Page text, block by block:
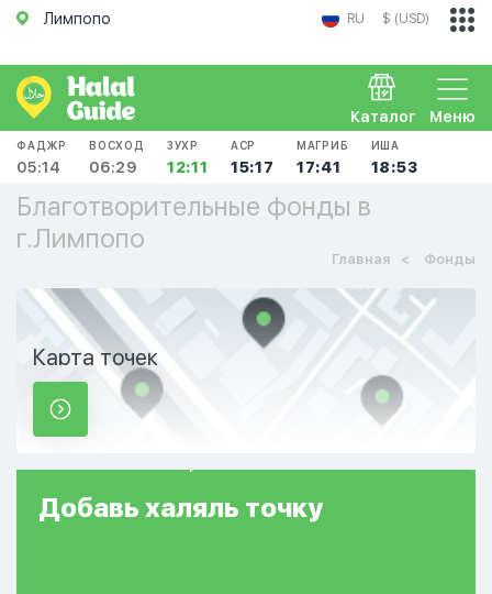
Лимпопо RU $ (USD)
Меню
Каталог
ФАДЖР
05:14
ВОСХОД
06:29
ЗУХР
12:11
АСР
15:17
МАГРИБ
17:41
ИША
18:53
Благотворительные фонды в
г.Лимпопо
Главная Фонды
Карта точек
Добавь халяль точку